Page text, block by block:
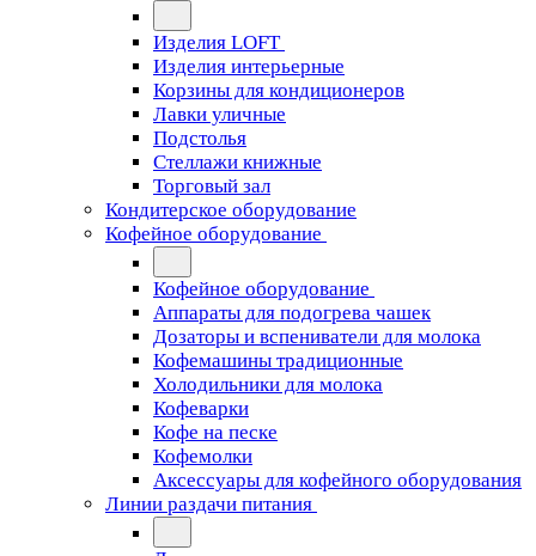
Изделия LOFT
Изделия интерьерные
Корзины для кондиционеров
Лавки уличные
Подстолья
Стеллажи книжные
Торговый зал
Кондитерское оборудование
Кофейное оборудование
Кофейное оборудование
Аппараты для подогрева чашек
Дозаторы и вспениватели для молока
Кофемашины традиционные
Холодильники для молока
Кофеварки
Кофе на песке
Кофемолки
Аксессуары для кофейного оборудования
Линии раздачи питания